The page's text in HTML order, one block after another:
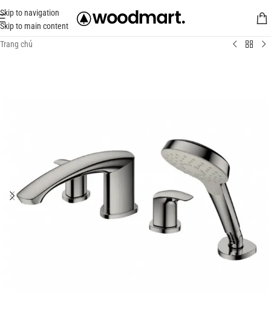
Skip to navigation
Skip to main content
Trang chủ